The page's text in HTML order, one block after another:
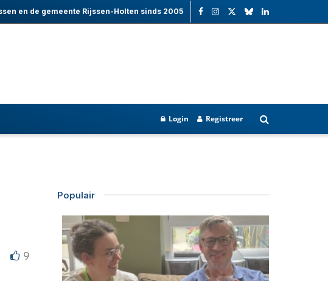
en de gemeente Rijssen-Holten sinds 2005
Login Registreer
9
Populair